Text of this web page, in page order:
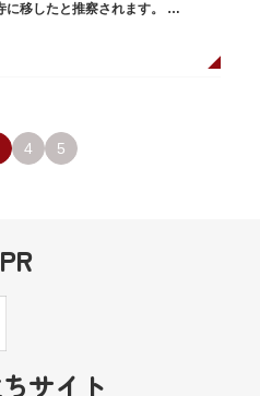
移したと推察されます。
ています。絵馬堂は通常非公開と
院庭園拝観と絵馬展」が開催され
4 5
PR
サイト